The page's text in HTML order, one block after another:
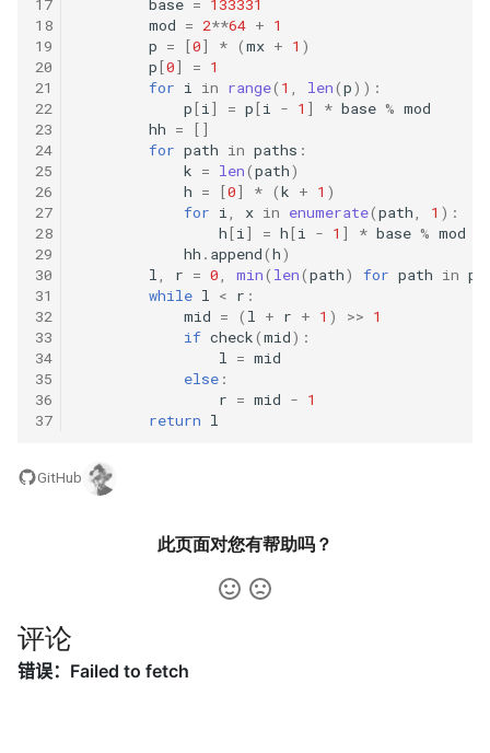
46. 把数字翻译成字符串
47. 礼物的最大价值
48. 最长不含重复字符的子字
符串
49. 丑数
50. 第一个只出现一次的字符
51. 数组中的逆序对
52. 两个链表的第一个公共节
53.2. ～ n-1 中缺失的数字
54. 二叉搜索树的第 k 大节点
55.2. 平衡二叉树
45. 二叉树最底层最左边的值
46. 二叉树的右侧视图
47. 二叉树剪枝
48. 序列化与反序列化二叉树
49. 从根节点到叶节点的路径
数字之和
50. 向下的路径节点之和
51. 节点之和最大的路径
53. 二叉搜索树中的中序后继
54. 所有大于等于节点的值之
55. 二叉搜索树迭代器
56. 二叉搜索树中两个节点之
8.9. 括号
8.10. 颜色填充
8.11. 硬币
8.12. 八皇后
8.13. 堆箱子
8.14. 布尔运算
10.1. 合并排序的数组
10.2. 变位词组
10.3. 搜索旋转数组
10.10. 数字流的秩
10.11. 峰与谷
17
18
19
20
21
22
23
24
25
26
27
28
29
30
31
32
33
34
35
36
37
base = 133331
mod = 2**64 + 1
p = [0] * (mx + 1 )
p[0] = 1
for i in range( 1 , len(p)):
p[i] = p[i - 1 ] * base % mod
hh =
[]
for path in paths :
k = len(path)
h = [0] * (k + 1 )
for i, x in enumerate(path, 1 ):
h[i] = h[i - 1 ] * base % mod
hh . append(h)
l, r = 0, min( len(path) for path in
while l < r :
mid = ( l + r + 1 ) >> 1
if check(mid):
l = mid
else :
r = mid - 1
return l
GitHub
此页面对您有帮助吗？
评论